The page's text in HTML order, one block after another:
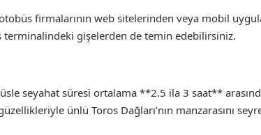
firmalarının web sitelerinden veya mobil
gişelerden de temin edebilirsiniz.
seyahat süresi ortalama **2.5 ila 3 saat**
ünlü Toros Dağları’nın manzarasını